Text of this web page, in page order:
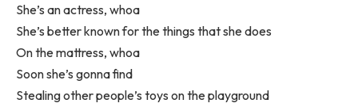
She’s an actress, whoa
She’s better known for the things that she does
On the mattress, whoa
Soon she’s gonna find
Stealing other people’s toys on the playground